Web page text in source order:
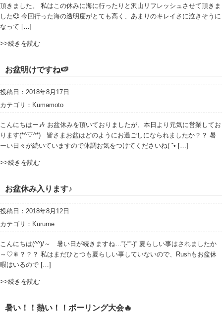
頂きました。 私はこの休みに海に行ったりと沢山リフレッシュさせて頂きま
した💞 今回行った海の透明度がとても高く、あまりのキレイさに泣きそうに
なって […]
>>続きを読む
お盆明けですね🍉
投稿日：2018年8月17日
カテゴリ： Kumamoto
こんにちはー🎶 お盆休みを頂いておりましたが、本日より元気に営業してお
ります(*^▽^*) 皆さまお盆はどのようにお過ごしになられましたか？？ 暑
ーい日々が続いていますので体調お気をつけてくださいね( ˘• […]
>>続きを読む
お盆休み入ります♪
投稿日：2018年8月12日
カテゴリ： Kurume
こんにちは(^^)/～ 暑い日が続きますね…”(-“”-)” 夏らしい事はされましたか
～♡🎇？？？ 私はまだひとつも夏らしい事していないので、Rushもお盆休
暇はいるので […]
>>続きを読む
暑い！！熱い！！ボーリング大会🔥